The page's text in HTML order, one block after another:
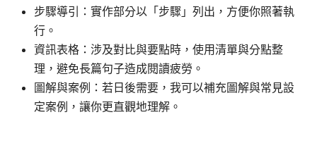
步驟導引：實作部分以「步驟」列出，方便你照著執
行。
資訊表格：涉及對比與要點時，使用清單與分點整
理，避免長篇句子造成閱讀疲勞。
圖解與案例：若日後需要，我可以補充圖解與常見設
定案例，讓你更直觀地理解。